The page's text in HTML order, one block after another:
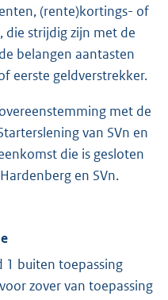
(rente)kortings- of
die strijdig zijn met de
belangen aantasten
eerste geldverstrekker.
met de
van SVn en
die is gesloten
en SVn.
1 buiten toepassing
zover van toepassing